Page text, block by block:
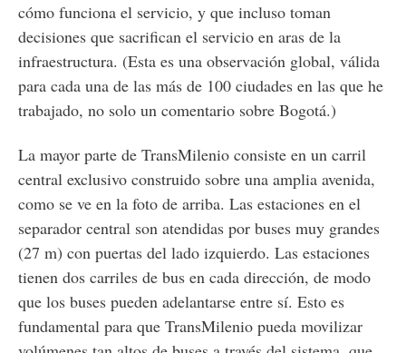
cómo funciona el servicio, y que incluso toman
decisiones que sacrifican el servicio en aras de la
infraestructura. (Esta es una observación global, válida
para cada una de las más de 100 ciudades en las que he
trabajado, no solo un comentario sobre Bogotá.)
La mayor parte de TransMilenio consiste en un carril
central exclusivo construido sobre una amplia avenida,
como se ve en la foto de arriba. Las estaciones en el
separador central son atendidas por buses muy grandes
(27 m) con puertas del lado izquierdo. Las estaciones
tienen dos carriles de bus en cada dirección, de modo
que los buses pueden adelantarse entre sí. Esto es
fundamental para que TransMilenio pueda movilizar